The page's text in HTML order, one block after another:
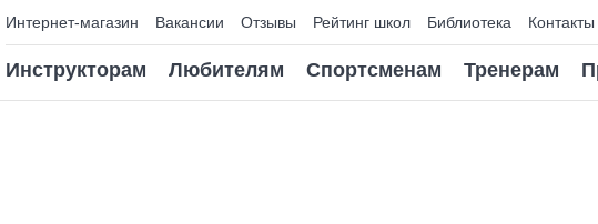
Интернет-магазин Вакансии Отзывы Рейтинг школ Библиотека Контакты
Инструкторам Любителям Спортсменам Тренерам